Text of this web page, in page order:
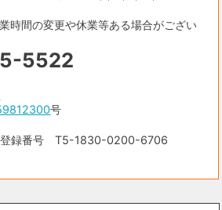
時間の変更や休業等ある場合がござい
5522
号
登録番号 T5-1830-0200-6706